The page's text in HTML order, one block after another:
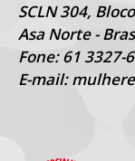
SCLN 304,
Asa Norte -
Fone: 61 3327-
E-mail: